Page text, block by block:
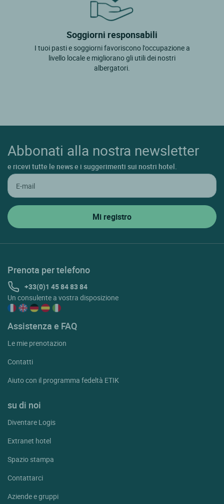
Soggiorni responsabili
I tuoi pasti e soggiorni favoriscono l'occupazione a
livello locale e migliorano gli utili dei nostri
albergatori.
Abbonati alla nostra newsletter
e ricevi tutte le news e i suggerimenti sui nostri hotel.
Prenota per telefono
+33(0)1 45 84 83 84
Un consulente a vostra disposizione
Assistenza e FAQ
Le mie prenotazion
Contatti
Aiuto con il programma fedeltà ETIK
su di noi
Diventare Logis
Extranet hotel
Spazio stampa
Contattarci
Aziende e gruppi